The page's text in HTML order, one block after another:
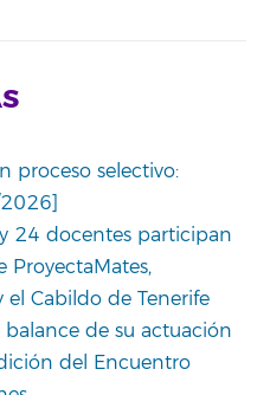
proceso selectivo:
24 docentes participan
el Cabildo de Tenerife
balance de su actuación
del Encuentro